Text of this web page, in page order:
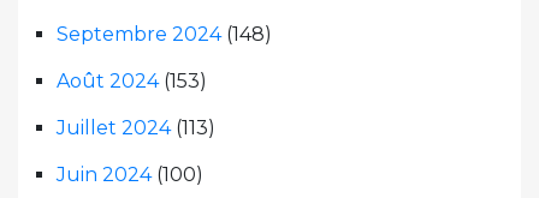
Septembre 2024(148)
Août 2024(153)
Juillet 2024(113)
Juin 2024(100)